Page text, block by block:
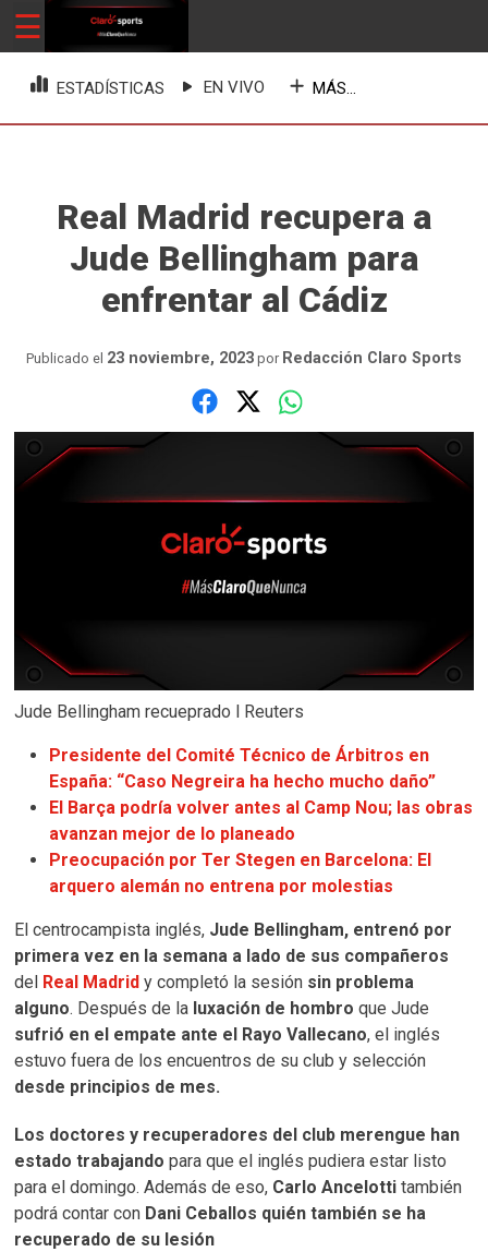
Skip
☰
ClaroSports
Más Claro que nunca
ESTADÍSTICAS EN VIVO MÁS...
Real Madrid recupera a
Jude Bellingham para
enfrentar al Cádiz
Publicado el 23 noviembre, 2023 por Redacción Claro Sports
Jude Bellingham recueprado l Reuters
Presidente del Comité Técnico de Árbitros en
España: “Caso Negreira ha hecho mucho daño”
El Barça podría volver antes al Camp Nou; las obras
avanzan mejor de lo planeado
Preocupación por Ter Stegen en Barcelona: El
arquero alemán no entrena por molestias
El centrocampista inglés, Jude Bellingham, entrenó por
primera vez en la semana a lado de sus compañeros
del Real Madrid y completó la sesión sin problema
alguno. Después de la luxación de hombro que Jude
sufrió en el empate ante el Rayo Vallecano, el inglés
estuvo fuera de los encuentros de su club y selección
desde principios de mes.
Los doctores y recuperadores del club merengue han
estado trabajando para que el inglés pudiera estar listo
para el domingo. Además de eso, Carlo Ancelotti también
podrá contar con Dani Ceballos quién también se ha
recuperado de su lesión